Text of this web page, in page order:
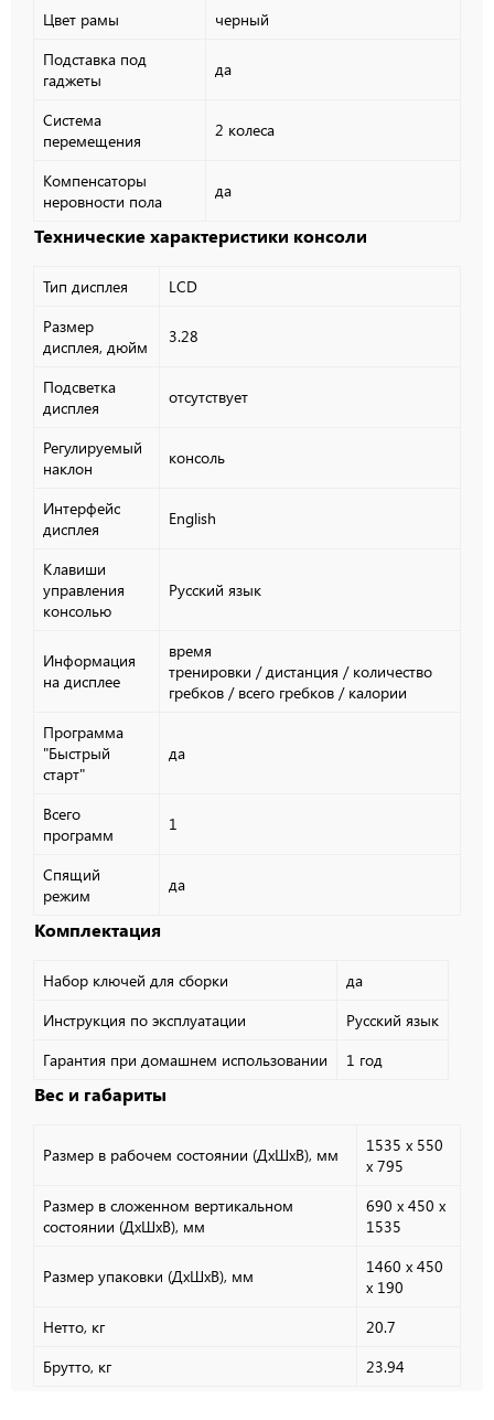
Цвет рамы
черный
Подставка под
гаджеты
да
Система
перемещения
2 колеса
Компенсаторы
неровности пола
да
Технические характеристики консоли
Тип дисплея
LCD
Размер
дисплея, дюйм
3.28
Подсветка
дисплея
отсутствует
Регулируемый
наклон
консоль
Интерфейс
дисплея
English
Клавиши
управления
консолью
Русский язык
Информация
на дисплее
время
тренировки / дистанция / количество
гребков / всего гребков / калории
Программа
"Быстрый
старт"
да
Всего
программ
1
Спящий
режим
да
Комплектация
Набор ключей для сборки
да
Инструкция по эксплуатации
Русский язык
Гарантия при домашнем использовании
1 год
Вес и габариты
Размер в рабочем состоянии (ДхШхВ), мм
1535 x 550
x 795
Размер в сложенном вертикальном
состоянии (ДхШхВ), мм
690 x 450 x
1535
Размер упаковки (ДхШхВ), мм
1460 x 450
x 190
Нетто, кг
20.7
Брутто, кг
23.94